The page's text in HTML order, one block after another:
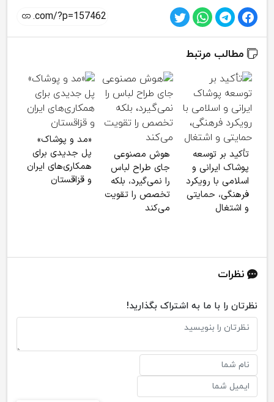
مطالب مرتبط
تأکید بر توسعه
پوشاک ایرانی و
اسلامی با رویکرد
فرهنگی، حمایتی
و اشتغال
هوش مصنوعی
جای طراح لباس
را نمی‌گیرد، بلکه
تخصص را تقویت
می‌کند
«مد و پوشاک»
پل جدیدی برای
همکاری‌های ایران
و قزاقستان
نظرات
نظرتان را با ما به اشتراک بگذارید!